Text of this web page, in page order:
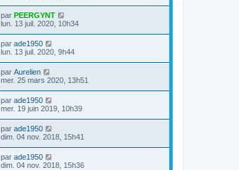
par PEERGYNT
lun. 13 juil. 2020, 10h34
par ade1950
lun. 13 juil. 2020, 9h44
par Aurelien
mer. 25 mars 2020, 13h51
par ade1950
mer. 19 juin 2019, 10h39
par ade1950
dim. 04 nov. 2018, 15h41
par ade1950
dim. 04 nov. 2018, 15h36